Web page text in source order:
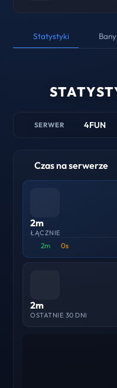
Statystyki Bany
SERWER 4FUN
Czas na serwerze
2m
ŁĄCZNIE
2m 0s
2m
OSTATNIE 30 DNI